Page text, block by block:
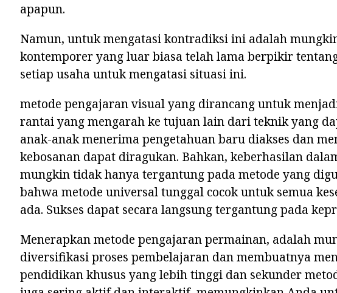
apapun.
Namun, untuk mengatasi kontradiksi ini adalah
kontemporer yang luar biasa telah lama berpikir
setiap usaha untuk mengatasi situasi ini.
metode pengajaran visual yang dirancang untuk
rantai yang mengarah ke tujuan lain dari teknik yang
anak-anak menerima pengetahuan baru diakses dan
kebosanan dapat diragukan. Bahkan, keberhasilan
mungkin tidak hanya tergantung pada metode yang
bahwa metode universal tunggal cocok untuk semua
ada. Sukses dapat secara langsung tergantung pada
Menerapkan metode pengajaran permainan, adalah
diversifikasi proses pembelajaran dan membuatnya
pendidikan khusus yang lebih tinggi dan sekunder